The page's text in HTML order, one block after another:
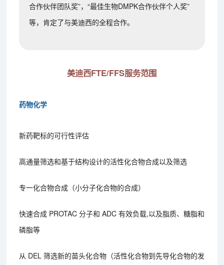
合作伙伴团队奖”，“最佳生物DMPK合作伙伴个人奖”
等，肯定了与美迪西的全程合作。
美迪西FTE/FFS服务范围
药物化学
新药靶标的可行性评估
高通量筛选和基于结构设计的活性化合物合成以及筛选
专一化合物合成（小分子化合物的合成）
快速合成 PROTAC 分子和 ADC 有效负载,以及脂质、糖脂和
磷脂等
从 DEL 筛选新的苗头化合物（活性化合物到先导化合物的发